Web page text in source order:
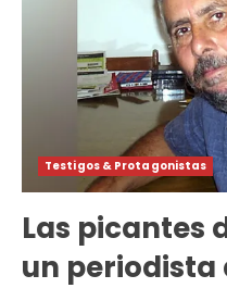
Testigos & Protagonistas
Las picantes
un periodista